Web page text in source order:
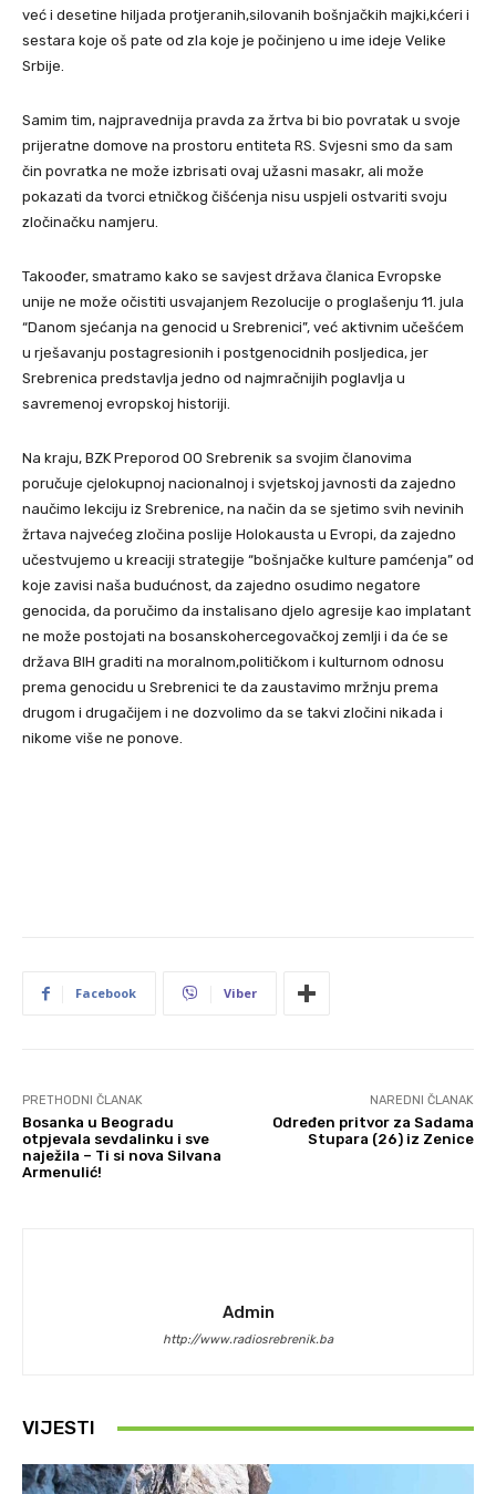
već i desetine hiljada protjeranih,silovanih bošnjačkih majki,kćeri i
sestara koje oš pate od zla koje je počinjeno u ime ideje Velike
Srbije.
Samim tim, najpravednija pravda za žrtva bi bio povratak u svoje
prijeratne domove na prostoru entiteta RS. Svjesni smo da sam
čin povratka ne može izbrisati ovaj užasni masakr, ali može
pokazati da tvorci etničkog čišćenja nisu uspjeli ostvariti svoju
zločinačku namjeru.
Takoođer, smatramo kako se savjest država članica Evropske
unije ne može očistiti usvajanjem Rezolucije o proglašenju 11. jula
“Danom sjećanja na genocid u Srebrenici”, već aktivnim učešćem
u rješavanju postagresionih i postgenocidnih posljedica, jer
Srebrenica predstavlja jedno od najmračnijih poglavlja u
savremenoj evropskoj historiji.
Na kraju, BZK Preporod OO Srebrenik sa svojim članovima
poručuje cjelokupnoj nacionalnoj i svjetskoj javnosti da zajedno
naučimo lekciju iz Srebrenice, na način da se sjetimo svih nevinih
žrtava najvećeg zločina poslije Holokausta u Evropi, da zajedno
učestvujemo u kreaciji strategije “bošnjačke kulture pamćenja” od
koje zavisi naša budućnost, da zajedno osudimo negatore
genocida, da poručimo da instalisano djelo agresije kao implatant
ne može postojati na bosanskohercegovačkoj zemlji i da će se
država BIH graditi na moralnom,političkom i kulturnom odnosu
prema genocidu u Srebrenici te da zaustavimo mržnju prema
drugom i drugačijem i ne dozvolimo da se takvi zločini nikada i
nikome više ne ponove.
Facebook Viber
PRETHODNI ČLANAK
Bosanka u Beogradu
otpjevala sevdalinku i sve
naježila – Ti si nova Silvana
Armenulić!
NAREDNI ČLANAK
Određen pritvor za Sadama
Stupara (26) iz Zenice
Admin
http://www.radiosrebrenik.ba
VIJESTI